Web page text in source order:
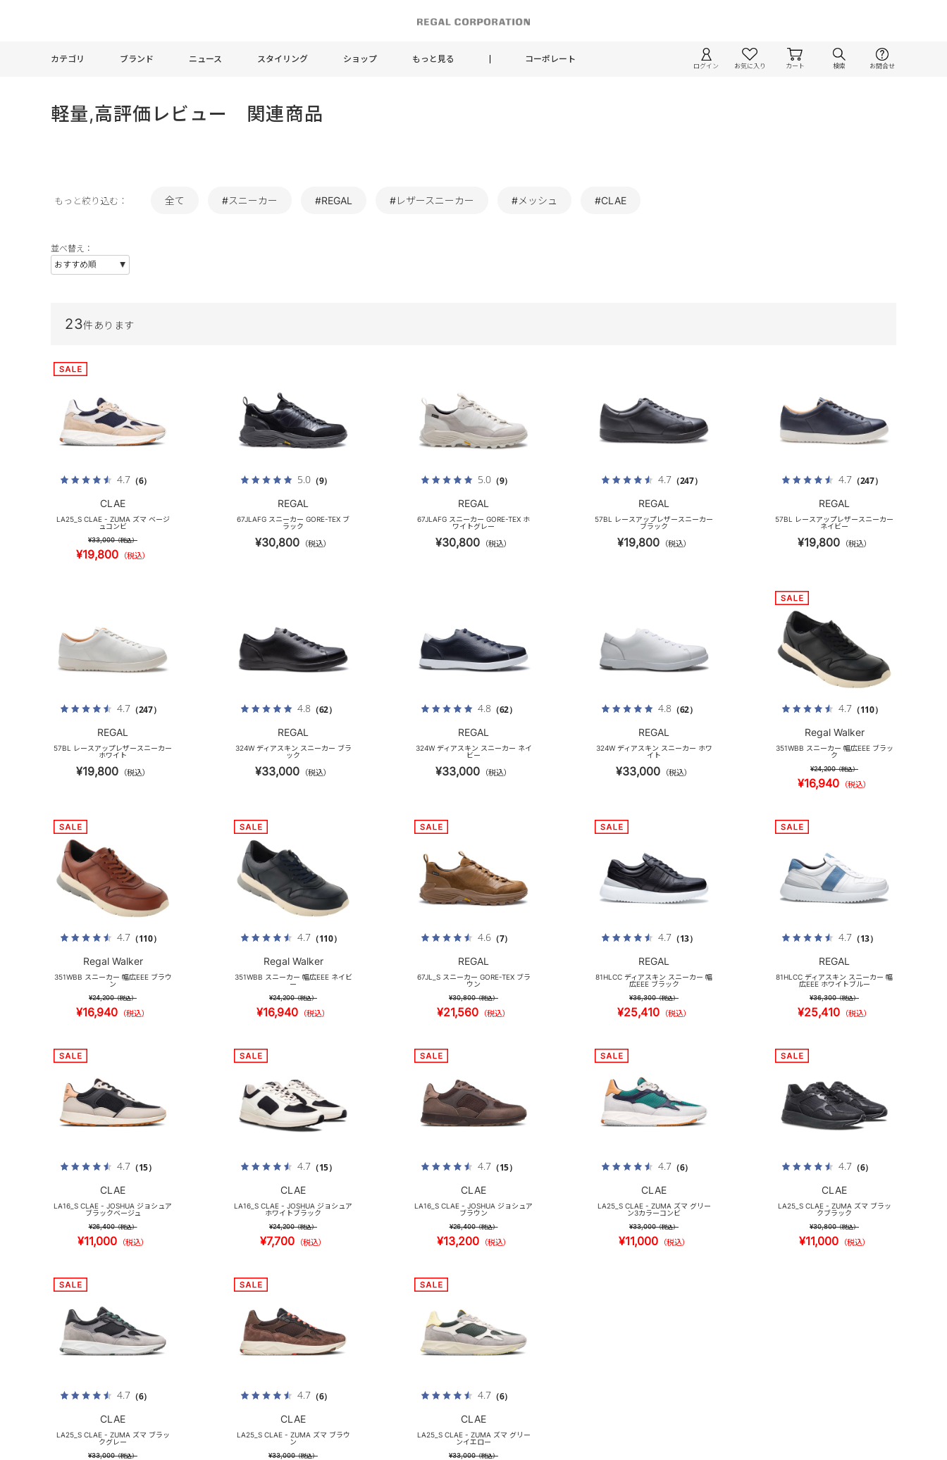
カテゴリ ブランド ニュース スタイリング ショップ もっと見る コーポレート
ログイン お気に入り カート 検索 お問合せ
軽量,高評価レビュー 関連商品
もっと絞り込む： 全て #スニーカー #REGAL #レザースニーカー #メッシュ #CLAE
並べ替え：
23件あります
4.7（6）
CLAE
LA25_S CLAE - ZUMA ズマ ベージ
ュコンビ
¥33,000（税込）
¥19,800 （税込）
5.0（9）
REGAL
67JLAFG スニーカー GORE-TEX ブ
ラック
¥30,800 （税込）
5.0（9）
REGAL
67JLAFG スニーカー GORE-TEX ホ
ワイトグレー
¥30,800 （税込）
4.7（247）
REGAL
57BL レースアップレザースニーカー
ブラック
¥19,800 （税込）
4.7（247）
REGAL
57BL レースアップレザースニーカー
ネイビー
¥19,800 （税込）
4.7（247）
REGAL
57BL レースアップレザースニーカー
ホワイト
¥19,800 （税込）
4.8 （62）
REGAL
324W ディアスキン スニーカー ブラ
ック
¥33,000 （税込）
4.8 （62）
REGAL
324W ディアスキン スニーカー ネイ
ビー
¥33,000 （税込）
4.8 （62）
REGAL
324W ディアスキン スニーカー ホワ
イト
¥33,000 （税込）
4.7（110）
Regal Walker
351WBB スニーカー 幅広EEE ブラッ
ク
¥24,200（税込）
¥16,940 （税込）
4.7（110）
Regal Walker
351WBB スニーカー 幅広EEE ブラウ
ン
¥24,200（税込）
¥16,940 （税込）
4.7（110）
Regal Walker
351WBB スニーカー 幅広EEE ネイビ
ー
¥24,200（税込）
¥16,940 （税込）
4.6（7）
REGAL
67JL_S スニーカー GORE-TEX ブラ
ウン
¥30,800（税込）
¥21,560 （税込）
4.7（13）
REGAL
81HLCC ディアスキン スニーカー 幅
広EEE ブラック
¥36,300（税込）
¥25,410 （税込）
4.7（13）
REGAL
81HLCC ディアスキン スニーカー 幅
広EEE ホワイトブルー
¥36,300（税込）
¥25,410 （税込）
4.7（15）
CLAE
LA16_S CLAE - JOSHUA ジョシュア
ブラックベージュ
¥26,400（税込）
¥11,000 （税込）
4.7（15）
CLAE
LA16_S CLAE - JOSHUA ジョシュア
ホワイトブラック
¥24,200（税込）
¥7,700 （税込）
4.7（15）
CLAE
LA16_S CLAE - JOSHUA ジョシュア
ブラウン
¥26,400（税込）
¥13,200 （税込）
4.7（6）
CLAE
LA25_S CLAE - ZUMA ズマ グリー
ン3カラーコンビ
¥33,000（税込）
¥11,000 （税込）
4.7（6）
CLAE
LA25_S CLAE - ZUMA ズマ ブラッ
クブラック
¥30,800（税込）
¥11,000 （税込）
4.7（6）
CLAE
LA25_S CLAE - ZUMA ズマ ブラッ
クグレー
¥33,000（税込）
4.7（6）
CLAE
LA25_S CLAE - ZUMA ズマ ブラウ
ン
¥33,000（税込）
4.7（6）
CLAE
LA25_S CLAE - ZUMA ズマ グリー
ンイエロー
¥33,000（税込）